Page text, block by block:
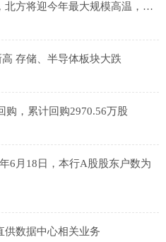
方将迎今年最大规模高温，专
存储、半导体板块大跌
购，累计回购2970.56万股
6月18日，本行A股股东户数为
供数据中心相关业务